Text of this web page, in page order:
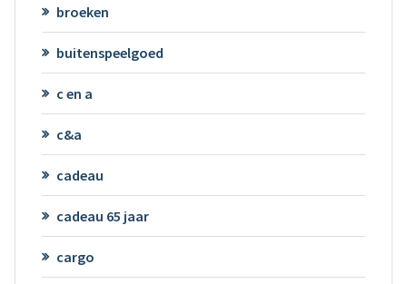
broeken
buitenspeelgoed
c en a
c&a
cadeau
cadeau 65 jaar
cargo